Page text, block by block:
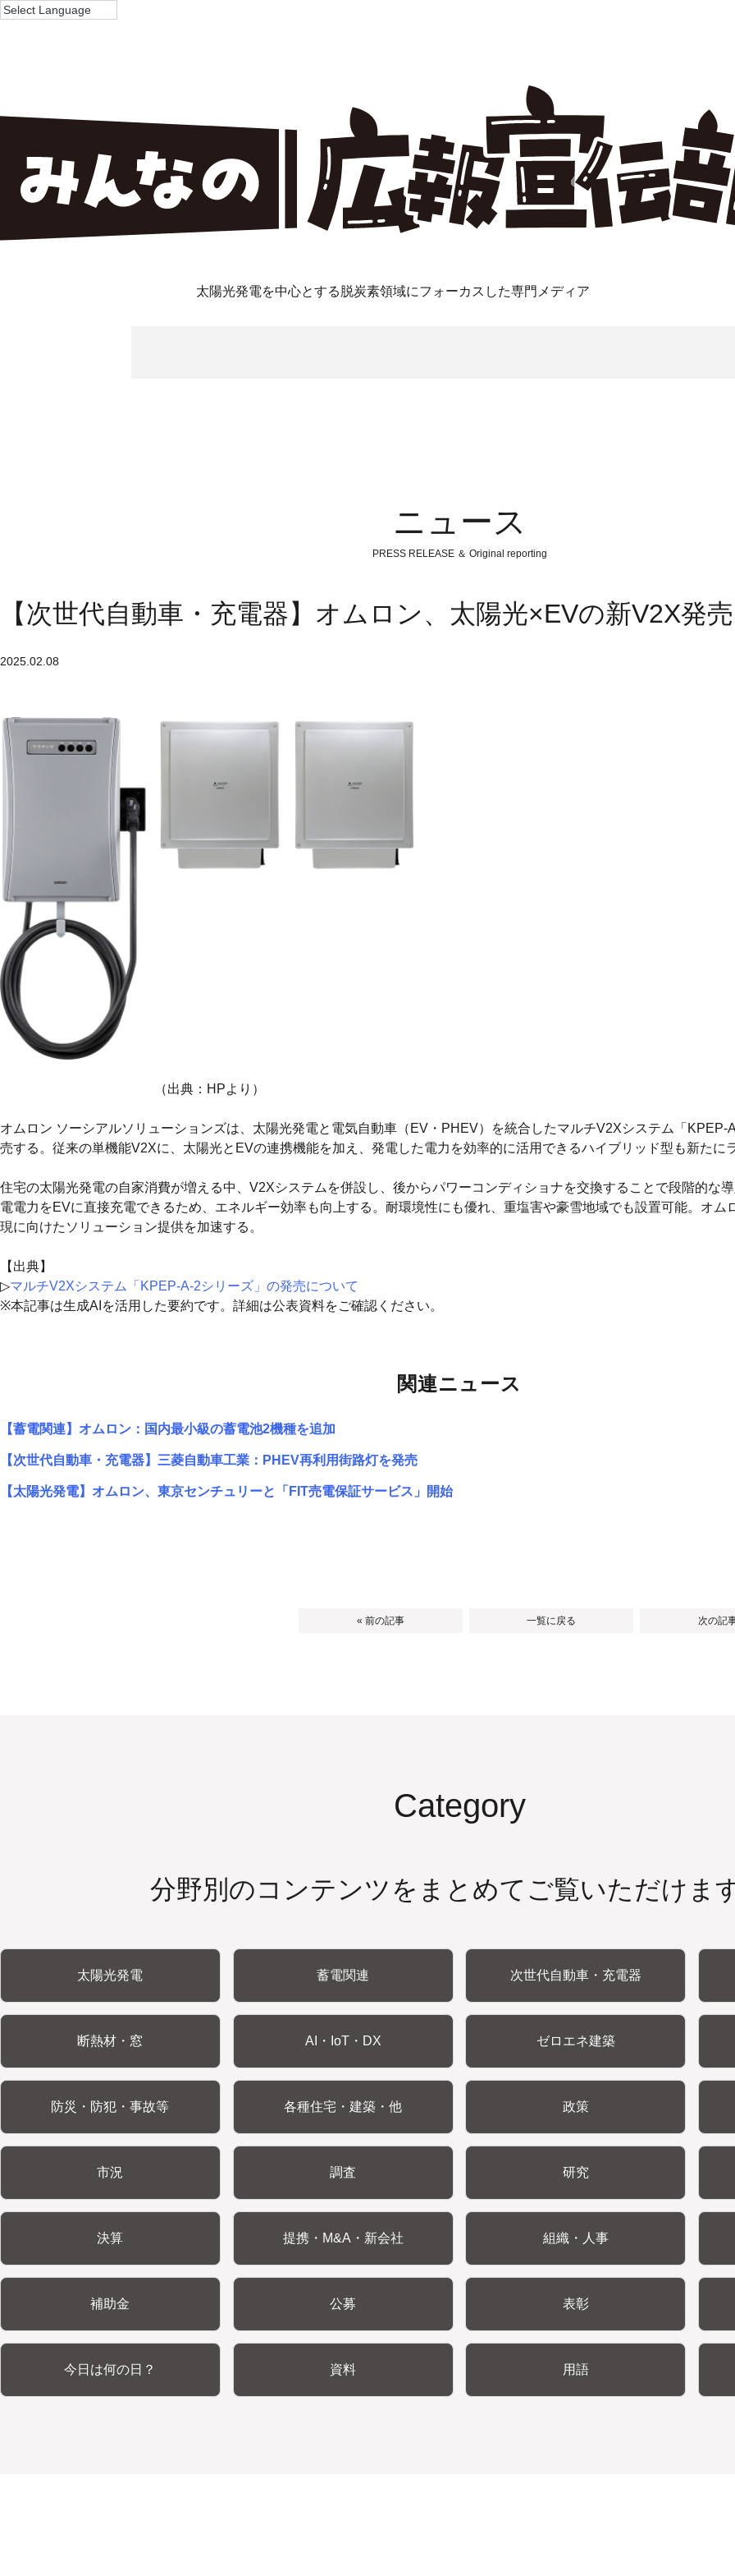
太陽光発電を中心とする脱炭素領域にフォーカスした専門メディア
ニュース
PRESS RELEASE ＆ Original reporting
【次世代自動車・充電器】オムロン、太陽光×EVの新V2X発売
2025.02.08
（出典：HPより）
オムロン ソーシアルソリューションズは、太陽光発電と電気自動車（EV・PHEV）を統合したマルチV2Xシステム「KPEP-
売する。従来の単機能V2Xに、太陽光とEVの連携機能を加え、発電した電力を効率的に活用できるハイブリッド型も新たに
住宅の太陽光発電の自家消費が増える中、V2Xシステムを併設し、後からパワーコンディショナを交換することで段階的な
電電力をEVに直接充電できるため、エネルギー効率も向上する。耐環境性にも優れ、重塩害や豪雪地域でも設置可能。オム
現に向けたソリューション提供を加速する。
【出典】
▷マルチV2Xシステム「KPEP-A‐2シリーズ」の発売について
※本記事は生成AIを活用した要約です。詳細は公表資料をご確認ください。
関連ニュース
【蓄電関連】オムロン：国内最小級の蓄電池2機種を追加
【次世代自動車・充電器】三菱自動車工業：PHEV再利用街路灯を発売
【太陽光発電】オムロン、東京センチュリーと「FIT売電保証サービス」開始
« 前の記事 一覧に戻る 次の記
Category
分野別のコンテンツをまとめてご覧いただけま
太陽光発電 蓄電関連 次世代自動車・充電器
断熱材・窓 AI・IoT・DX ゼロエネ建築
防災・防犯・事故等 各種住宅・建築・他 政策
市況 調査 研究
決算 提携・M&A・新会社 組織・人事
補助金 公募 表彰
今日は何の日？ 資料 用語